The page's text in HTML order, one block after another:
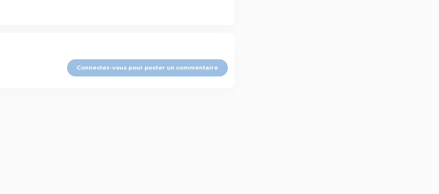
Connectez-vous pour poster un commentaire